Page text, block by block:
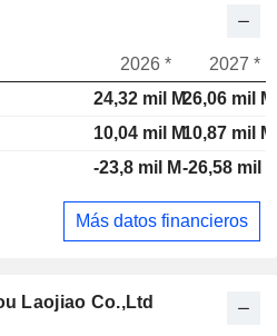
Laojiao Co.,Ltd
2026 *
2027 *
24,32 mil M26,06 mil M
10,04 mil M10,87 mil M
-23,8 mil M-26,58 mil
Más datos financieros